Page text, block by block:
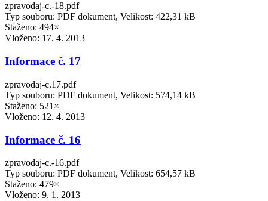
zpravodaj-c.-18.pdf
Typ souboru: PDF dokument, Velikost: 422,31 kB
Staženo: 494×
Vloženo: 17. 4. 2013
Informace č. 17
zpravodaj-c.17.pdf
Typ souboru: PDF dokument, Velikost: 574,14 kB
Staženo: 521×
Vloženo: 12. 4. 2013
Informace č. 16
zpravodaj-c.-16.pdf
Typ souboru: PDF dokument, Velikost: 654,57 kB
Staženo: 479×
Vloženo: 9. 1. 2013